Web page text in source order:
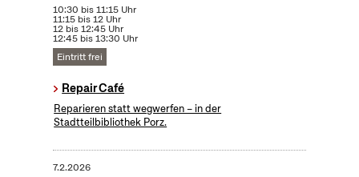
10:30 bis 11:15 Uhr
11:15 bis 12 Uhr
12 bis 12:45 Uhr
12:45 bis 13:30 Uhr
Eintritt frei
Repair Café
Reparieren statt wegwerfen – in der
Stadtteilbibliothek Porz.
7.2.2026